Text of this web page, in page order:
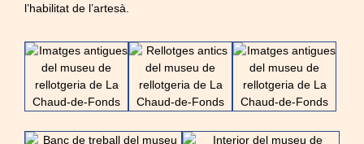
l’habilitat de l’artesà.